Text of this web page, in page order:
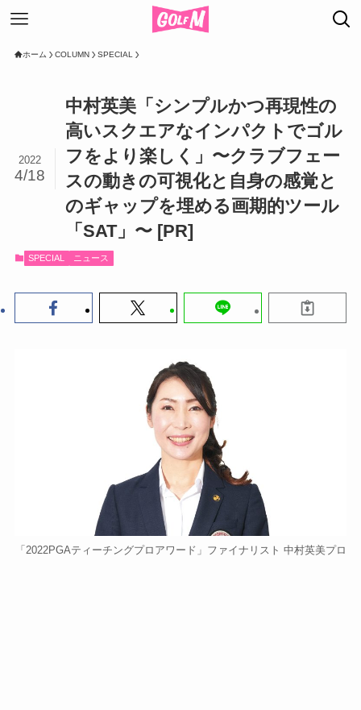
ホーム COLUMN SPECIAL
中村英美「シンプルかつ再現性の
高いスクエアなインパクトでゴル
フをより楽しく」〜クラブフェー
スの動きの可視化と自身の感覚と
のギャップを埋める画期的ツール
「SAT」〜 [PR]
2022
4/18
SPECIAL ニュース
「2022PGAティーチングプロアワード」ファイナリスト 中村英美プロ